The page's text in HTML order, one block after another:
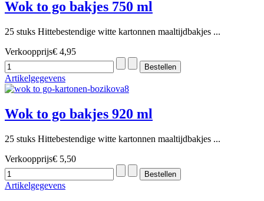
Wok to go bakjes 750 ml
25 stuks Hittebestendige witte kartonnen maaltijdbakjes ...
Verkoopprijs€ 4,95
Artikelgegevens
Wok to go bakjes 920 ml
25 stuks Hittebestendige witte kartonnen maaltijdbakjes ...
Verkoopprijs€ 5,50
Artikelgegevens